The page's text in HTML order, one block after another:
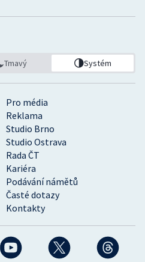
Pro média
Reklama
Studio Brno
Studio Ostrava
Rada ČT
Kariéra
Podávání námětů
Časté dotazy
Kontakty
Tmavý Systém